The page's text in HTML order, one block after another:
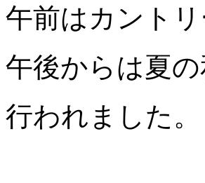
午前はカント
午後からは夏
行われました